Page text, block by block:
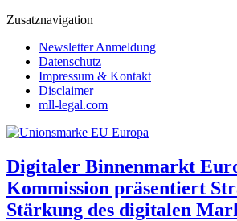
Zusatznavigation
Newsletter Anmeldung
Datenschutz
Impressum & Kontakt
Disclaimer
mll-legal.com
Digitaler Binnenmarkt
Kommission präsentiert
Stärkung des digitalen